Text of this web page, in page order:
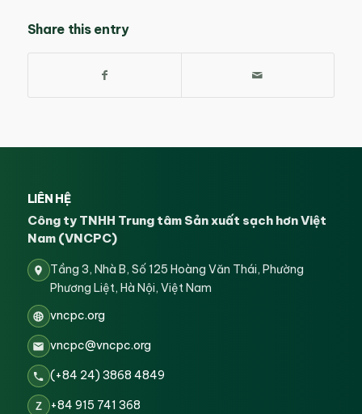
Share this entry
LIÊN HỆ
Công ty TNHH Trung tâm Sản xuất sạch hơn Việt
Nam (VNCPC)
Tầng 3, Nhà B, Số 125 Hoàng Văn Thái, Phường
Phương Liệt, Hà Nội, Việt Nam
vncpc.org
vncpc@vncpc.org
(+84 24) 3868 4849
Z +84 915 741 368